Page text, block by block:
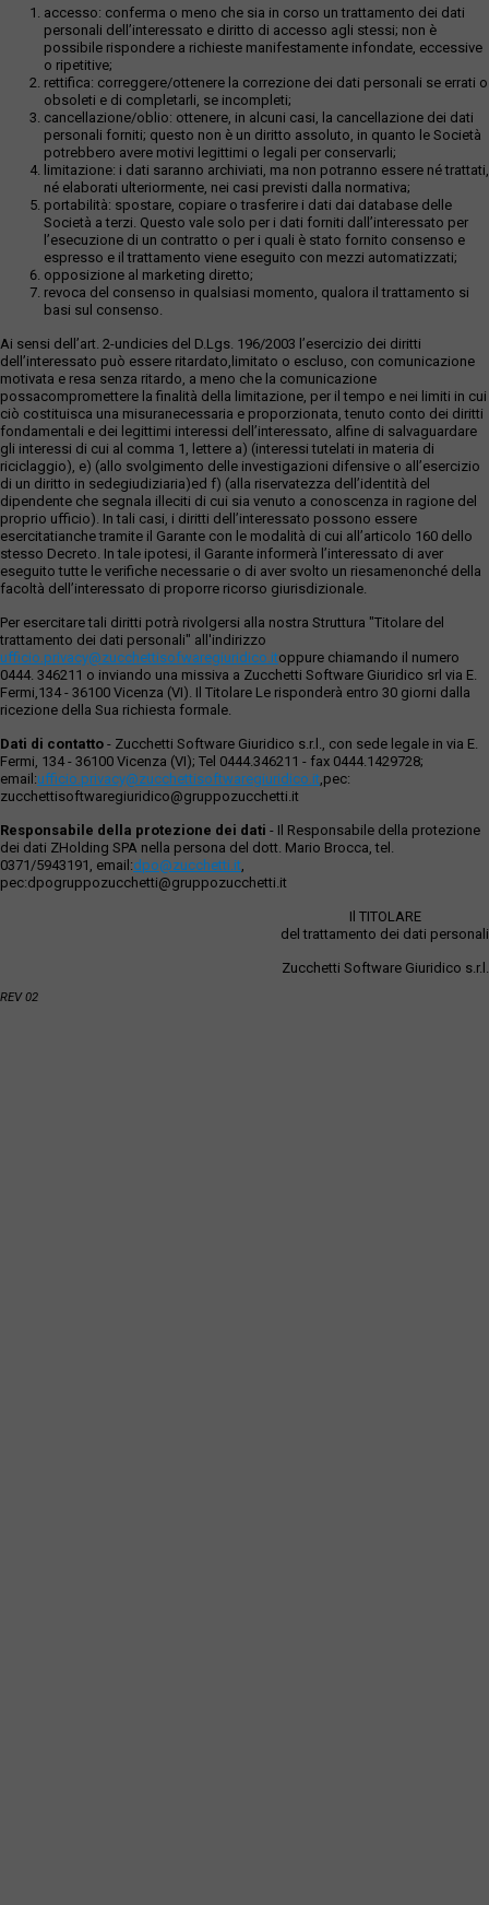
accesso: conferma o meno che sia in corso un trattamento dei dati
personali dell’interessato e diritto di accesso agli stessi; non è
possibile rispondere a richieste manifestamente infondate, eccessive
o ripetitive;
rettifica: correggere/ottenere la correzione dei dati personali se errati o
obsoleti e di completarli, se incompleti;
cancellazione/oblio: ottenere, in alcuni casi, la cancellazione dei dati
personali forniti; questo non è un diritto assoluto, in quanto le Società
potrebbero avere motivi legittimi o legali per conservarli;
limitazione: i dati saranno archiviati, ma non potranno essere né trattati,
né elaborati ulteriormente, nei casi previsti dalla normativa;
portabilità: spostare, copiare o trasferire i dati dai database delle
Società a terzi. Questo vale solo per i dati forniti dall’interessato per
l’esecuzione di un contratto o per i quali è stato fornito consenso e
espresso e il trattamento viene eseguito con mezzi automatizzati;
opposizione al marketing diretto;
revoca del consenso in qualsiasi momento, qualora il trattamento si
basi sul consenso.
Ai sensi dell’art. 2-undicies del D.Lgs. 196/2003 l’esercizio dei diritti
dell’interessato può essere ritardato,limitato o escluso, con comunicazione
motivata e resa senza ritardo, a meno che la comunicazione
possacompromettere la finalità della limitazione, per il tempo e nei limiti in cui
ciò costituisca una misuranecessaria e proporzionata, tenuto conto dei diritti
fondamentali e dei legittimi interessi dell’interessato, alfine di salvaguardare
gli interessi di cui al comma 1, lettere a) (interessi tutelati in materia di
riciclaggio), e) (allo svolgimento delle investigazioni difensive o all’esercizio
di un diritto in sedegiudiziaria)ed f) (alla riservatezza dell’identità del
dipendente che segnala illeciti di cui sia venuto a conoscenza in ragione del
proprio ufficio). In tali casi, i diritti dell’interessato possono essere
esercitatianche tramite il Garante con le modalità di cui all’articolo 160 dello
stesso Decreto. In tale ipotesi, il Garante informerà l’interessato di aver
eseguito tutte le verifiche necessarie o di aver svolto un riesamenonché della
facoltà dell’interessato di proporre ricorso giurisdizionale.
Per esercitare tali diritti potrà rivolgersi alla nostra Struttura "Titolare del
trattamento dei dati personali" all'indirizzo
ufficio.privacy@zucchettisofwaregiuridico.itoppure chiamando il numero
0444. 346211 o inviando una missiva a Zucchetti Software Giuridico srl via E.
Fermi,134 - 36100 Vicenza (VI). Il Titolare Le risponderà entro 30 giorni dalla
ricezione della Sua richiesta formale.
Dati di contatto - Zucchetti Software Giuridico s.r.l., con sede legale in via E.
Fermi, 134 - 36100 Vicenza (VI); Tel 0444.346211 - fax 0444.1429728;
email:ufficio.privacy@zucchettisoftwaregiuridico.it,pec:
zucchettisoftwaregiuridico@gruppozucchetti.it
Responsabile della protezione dei dati - Il Responsabile della protezione
dei dati ZHolding SPA nella persona del dott. Mario Brocca, tel.
0371/5943191, email:dpo@zucchetti.it,
pec:dpogruppozucchetti@gruppozucchetti.it
Il TITOLARE
del trattamento dei dati personali
Zucchetti Software Giuridico s.r.l.
REV 02